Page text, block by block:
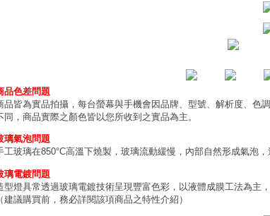
品色差問題
品皆為實品拍攝，每台螢幕與手機會因品牌、型號、解析度、色
同，商品實際之顏色皆以您所收到之實品為主。
璃氣泡問題
工玻璃在850°C高溫下燒製，玻璃流動緩慢，內部自然形成氣泡
璃電鍍問題
型燈具常透過玻璃電鍍技術呈現豐富色彩，以液體成膜工法為主
（建議購買前，務必詳閱該項商品之特性介紹）